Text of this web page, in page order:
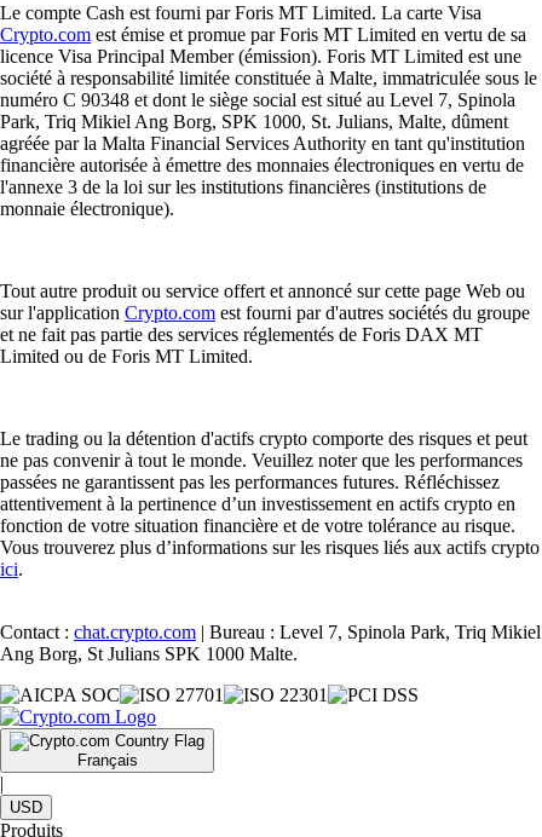
Le compte Cash est fourni par Foris MT Limited. La carte Visa
Crypto.com est émise et promue par Foris MT Limited en vertu de sa
licence Visa Principal Member (émission). Foris MT Limited est une
société à responsabilité limitée constituée à Malte, immatriculée sous le
numéro C 90348 et dont le siège social est situé au Level 7, Spinola
Park, Triq Mikiel Ang Borg, SPK 1000, St. Julians, Malte, dûment
agréée par la Malta Financial Services Authority en tant qu'institution
financière autorisée à émettre des monnaies électroniques en vertu de
l'annexe 3 de la loi sur les institutions financières (institutions de
monnaie électronique).
Tout autre produit ou service offert et annoncé sur cette page Web ou
sur l'application Crypto.com est fourni par d'autres sociétés du groupe
et ne fait pas partie des services réglementés de Foris DAX MT
Limited ou de Foris MT Limited.
Le trading ou la détention d'actifs crypto comporte des risques et peut
ne pas convenir à tout le monde. Veuillez noter que les performances
passées ne garantissent pas les performances futures. Réfléchissez
attentivement à la pertinence d’un investissement en actifs crypto en
fonction de votre situation financière et de votre tolérance au risque.
Vous trouverez plus d’informations sur les risques liés aux actifs crypto
ici.
Contact : chat.crypto.com | Bureau : Level 7, Spinola Park, Triq Mikiel
Ang Borg, St Julians SPK 1000 Malte.
Français
|
USD
Produits